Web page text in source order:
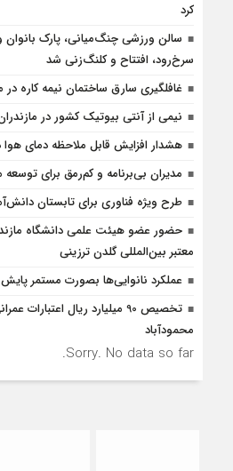
کرد
سالن ورزشی چنگ‌میانی، پارک بانوان
سرخ‌رود، افتتاح و کلنگ‌زنی شد
غافلگيري سارق ساختمان نيمه کاره در
نیمی از آنتی بیوتیک کشور در
هشدار افزایش قابل ملاحظه دمای هوا
مدیران بی‌برنامه و کم‌رمق برای توسعه
طرح ویژه فناوری برای تابستان
حضور عضو هیئت علمی دانشگاه
معتبر بین‌المللی گلدن ترزینی
عملکرد نانوایی‌ها بصورت مستمر
تخصیص 90 میلیارد ریال
محمودآباد
Sorry. No data so far.